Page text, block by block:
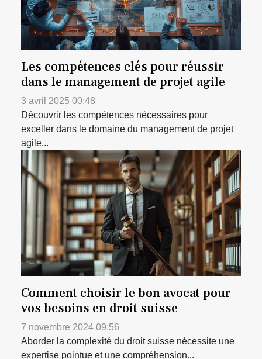
Les compétences clés pour réussir
dans le management de projet agile
3 avril 2025 00:48
Découvrir les compétences nécessaires pour
exceller dans le domaine du management de projet
agile...
Comment choisir le bon avocat pour
vos besoins en droit suisse
7 novembre 2024 09:56
Aborder la complexité du droit suisse nécessite une
expertise pointue et une compréhension...